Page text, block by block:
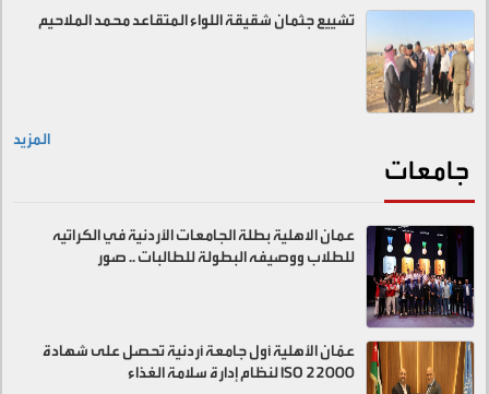
تشييع جثمان شقيقة اللواء المتقاعد محمد الملاحيم
المزيد
جامعات
عمان الاهلية بطلة الجامعات الأردنية في الكراتيه
للطلاب ووصيفه البطولة للطالبات .. صور
عمّان الأهلية أول جامعة أردنية تحصل على شهادة
ISO 22000 لنظام إدارة سلامة الغذاء